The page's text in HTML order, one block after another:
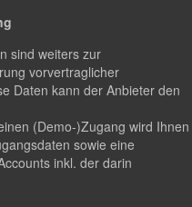
sind weiters zur
vorvertraglicher
Daten kann der Anbieter den
(Demo-)Zugang wird Ihnen
sowie eine
inkl. der darin